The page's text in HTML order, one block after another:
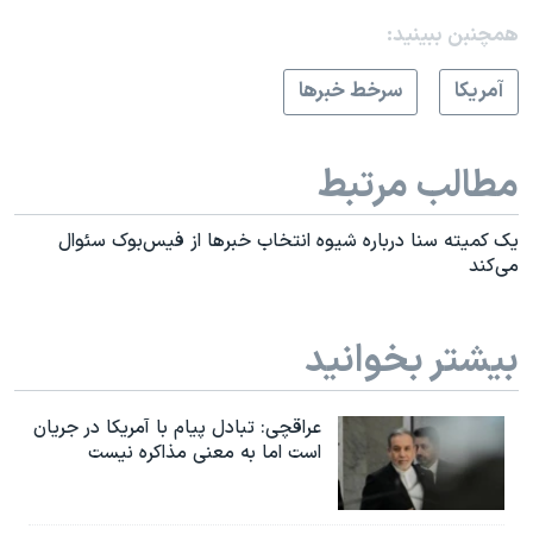
همچنبن ببینید:
آمريکا
سرخط خبرها
مطالب مرتبط
یک کمیته سنا درباره شیوه انتخاب خبرها از فیس‌بوک سئوال
می‌کند
بیشتر بخوانید
عراقچی: تبادل پیام با آمریکا در جریان
است اما به معنی مذاکره نیست